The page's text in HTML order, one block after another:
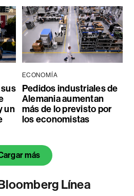
un
ECONOMÍA
Pedidos industriales de
Alemania aumentan
más de lo previsto por
los economistas
más
Línea